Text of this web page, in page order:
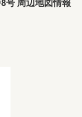
号 周辺地図情報